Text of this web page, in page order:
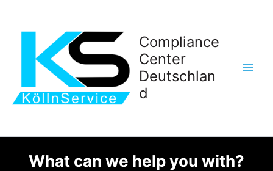
Compliance
Center
Deutschlan
d
What can we help you with?